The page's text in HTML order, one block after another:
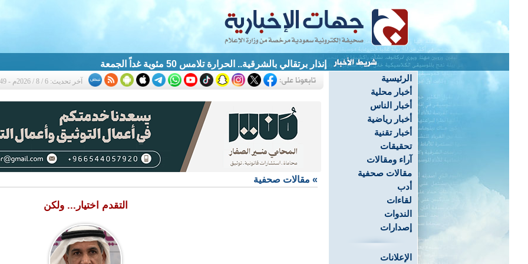
إنذار برتقالي بالشرقية.. الحرارة تلامس 50 مئوية غداً الجمعة
الرئيسية
أخبار محلية
أخبار الناس
أخبار رياضية
أخبار تقنية
تحقيقات
آراء ومقالات
مقالات صحفية
أدب
لقاءات
الندوات
إصدارات
الإعلانات
آخر تحديث: 6 / 8 / 2026م - 9:49 م
» مقالات صحفية
التقدم اختيار... ولكن